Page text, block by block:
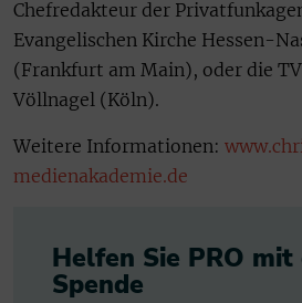
Chefredakteur der
Evangelischen Kirche Hessen-
(Frankfurt am Main), oder die
Völlnagel (Köln).
Weitere Informationen:
medienakademie.de
Helfen Sie PRO mit
Spende